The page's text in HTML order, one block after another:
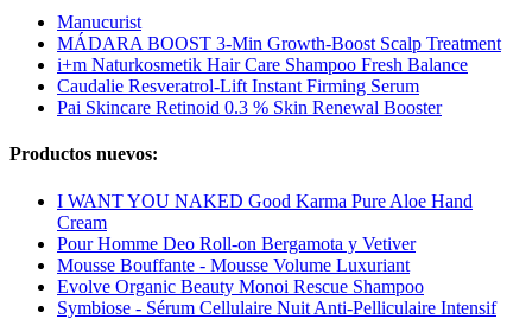
Manucurist
MÁDARA BOOST 3-Min Growth-Boost Scalp Treatment
i+m Naturkosmetik Hair Care Shampoo Fresh Balance
Caudalie Resveratrol-Lift Instant Firming Serum
Pai Skincare Retinoid 0.3 % Skin Renewal Booster
Productos nuevos:
I WANT YOU NAKED Good Karma Pure Aloe Hand
Cream
Pour Homme Deo Roll-on Bergamota y Vetiver
Mousse Bouffante - Mousse Volume Luxuriant
Evolve Organic Beauty Monoi Rescue Shampoo
Symbiose - Sérum Cellulaire Nuit Anti-Pelliculaire Intensif